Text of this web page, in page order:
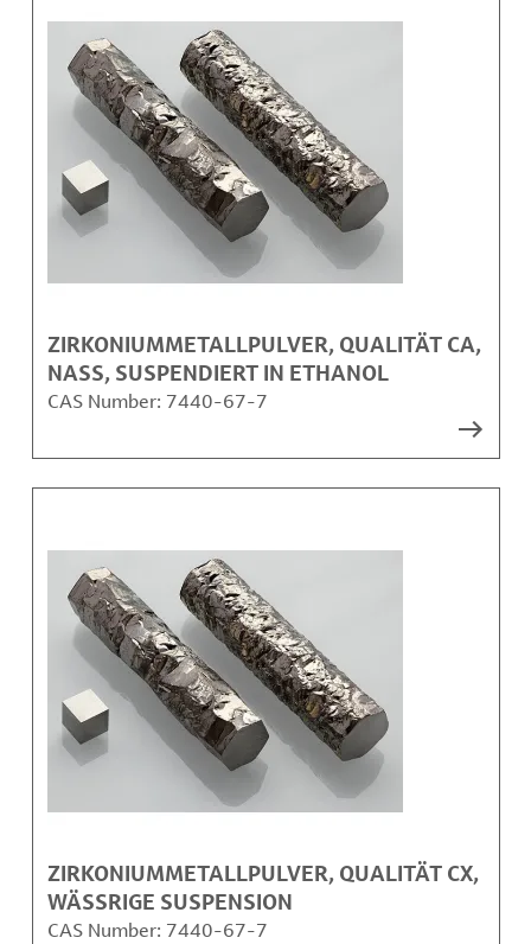
ZIRKONIUMMETALLPULVER, QUALITÄT CA,
NASS, SUSPENDIERT IN ETHANOL
CAS Number: 7440-67-7
ZIRKONIUMMETALLPULVER, QUALITÄT CX,
WÄSSRIGE SUSPENSION
CAS Number: 7440-67-7